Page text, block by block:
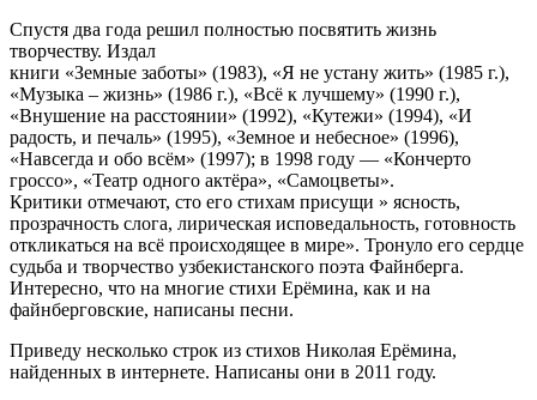
Спустя два года решил полностью посвятить жизнь
творчеству. Издал
книги «Земные заботы» (1983), «Я не устану жить» (1985 г.),
«Музыка – жизнь» (1986 г.), «Всё к лучшему» (1990 г.),
«Внушение на расстоянии» (1992), «Кутежи» (1994), «И
радость, и печаль» (1995), «Земное и небесное» (1996),
«Навсегда и обо всём» (1997); в 1998 году — «Кончерто
гроссо», «Театр одного актёра», «Самоцветы».
Критики отмечают, сто его стихам присущи » ясность,
прозрачность слога, лирическая исповедальность, готовность
откликаться на всё происходящее в мире». Тронуло его сердце
судьба и творчество узбекистанского поэта Файнберга.
Интересно, что на многие стихи Ерёмина, как и на
файнберговские, написаны песни.
Приведу несколько строк из стихов Николая Ерёмина,
найденных в интернете. Написаны они в 2011 году.